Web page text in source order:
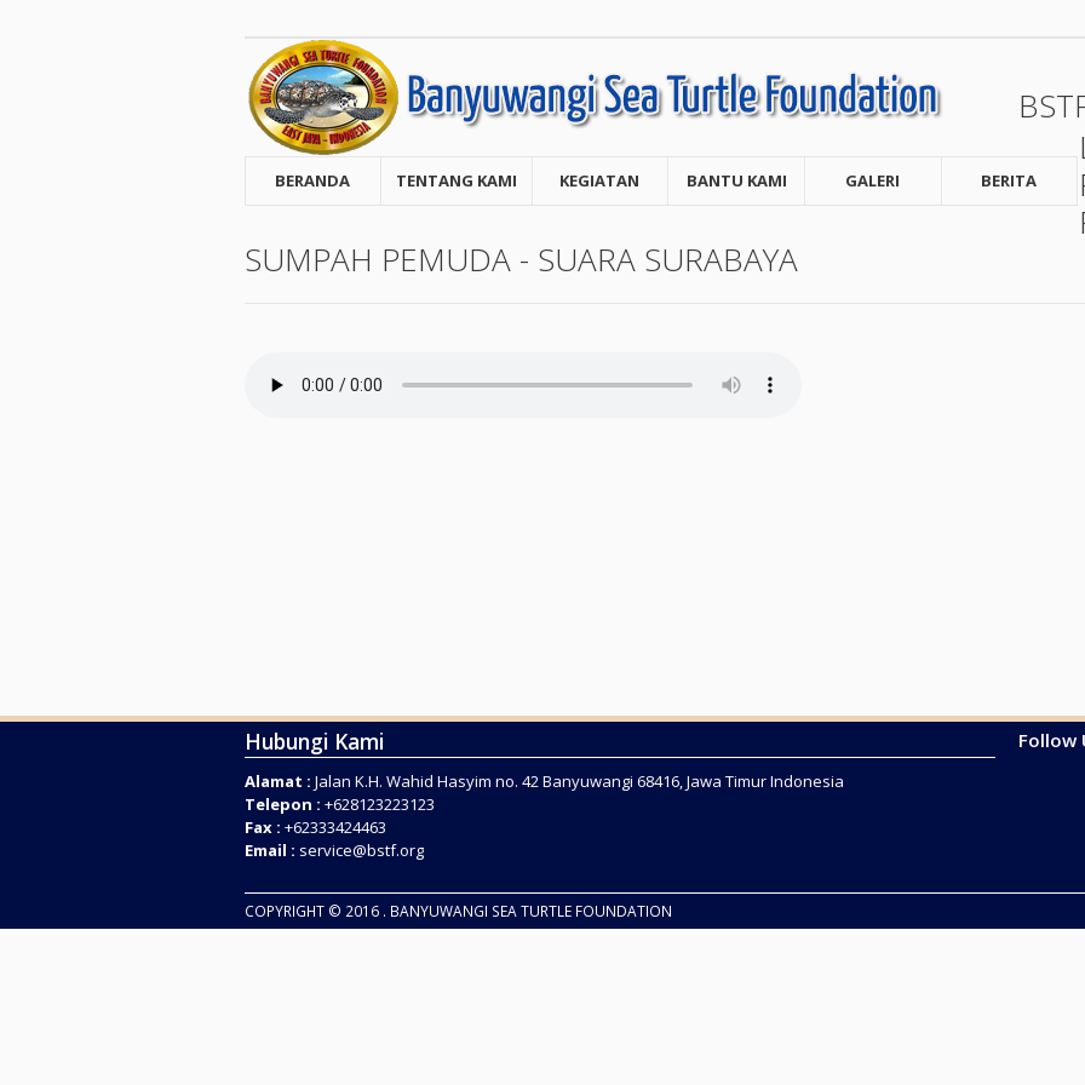
BERANDA TENTANG KAMI KEGIATAN BANTU KAMI GALERI BERITA
SUMPAH PEMUDA - SUARA SURABAYA
Hubungi Kami
Alamat : Jalan K.H. Wahid Hasyim no. 42 Banyuwangi 68416, Jawa Timur Indonesia
Telepon : +628123223123
Fax : +62333424463
Email : service@bstf.org
Follow
COPYRIGHT © 2016 . BANYUWANGI SEA TURTLE FOUNDATION